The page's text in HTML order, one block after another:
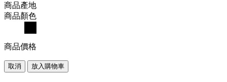
商品產地
商品顏色
商品價格
取消 放入購物車